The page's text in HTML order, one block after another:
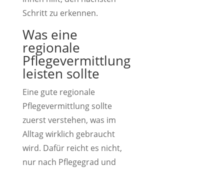
Schritt zu erkennen.
Was eine
regionale
Pflegevermittlung
leisten sollte
Eine gute regionale
Pflegevermittlung sollte
zuerst verstehen, was im
Alltag wirklich gebraucht
wird. Dafür reicht es nicht,
nur nach Pflegegrad und